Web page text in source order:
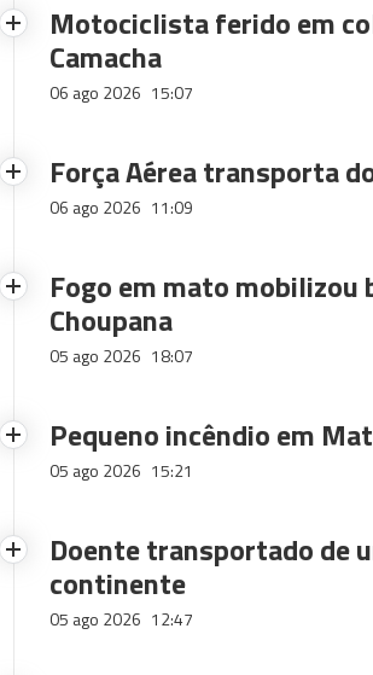
Motociclista ferido em
Camacha
06 ago 2026 15:07
Força Aérea transporta
06 ago 2026 11:09
Fogo em mato mobilizou
Choupana
05 ago 2026 18:07
Pequeno incêndio em
05 ago 2026 15:21
Doente transportado de
continente
05 ago 2026 12:47